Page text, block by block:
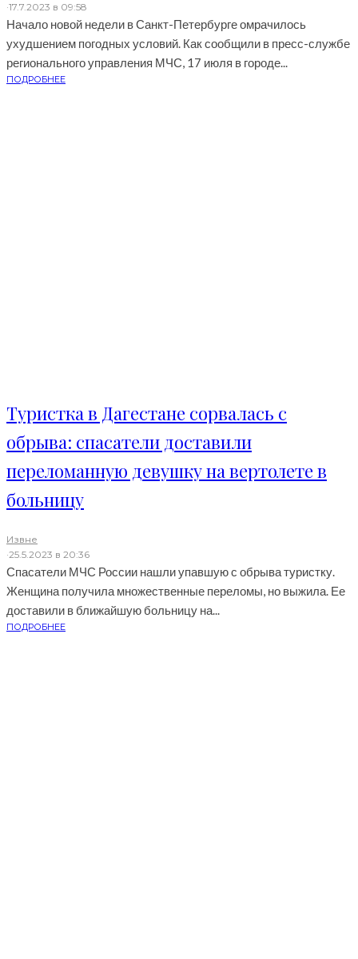
·17.7.2023 в 09:58
Начало новой недели в Санкт-Петербурге омрачилось
ухудшением погодных условий. Как сообщили в пресс-службе
регионального управления МЧС, 17 июля в городе...
ПОДРОБНЕЕ
Туристка в Дагестане сорвалась с
обрыва: спасатели доставили
переломанную девушку на вертолете в
больницу
Извне
·25.5.2023 в 20:36
Спасатели МЧС России нашли упавшую с обрыва туристку.
Женщина получила множественные переломы, но выжила. Ее
доставили в ближайшую больницу на...
ПОДРОБНЕЕ